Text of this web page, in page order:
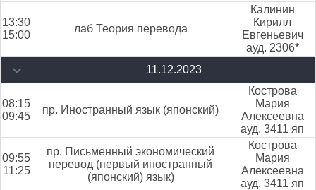
13:30
15:00
лаб Теория перевода
Калинин
Кирилл
Евгеньевич
ауд. 2306*
11.12.2023
08:15
09:45
пр. Иностранный язык (японский)
Кострова
Мария
Алексеевна
ауд. 3411 яп
09:55
11:25
пр. Письменный экономический
перевод (первый иностранный
(японский) язык)
Кострова
Мария
Алексеевна
ауд. 3411 яп